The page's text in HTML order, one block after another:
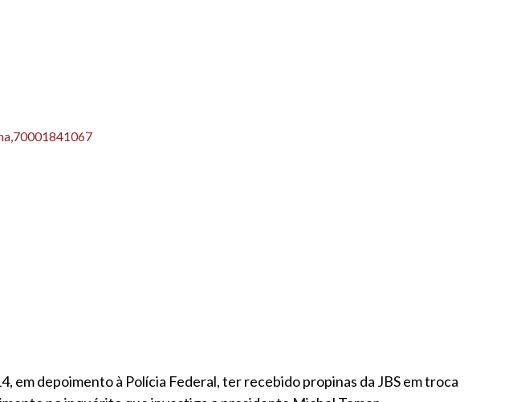
depoimento à Polícia Federal, ter recebido propinas da JBS em troca